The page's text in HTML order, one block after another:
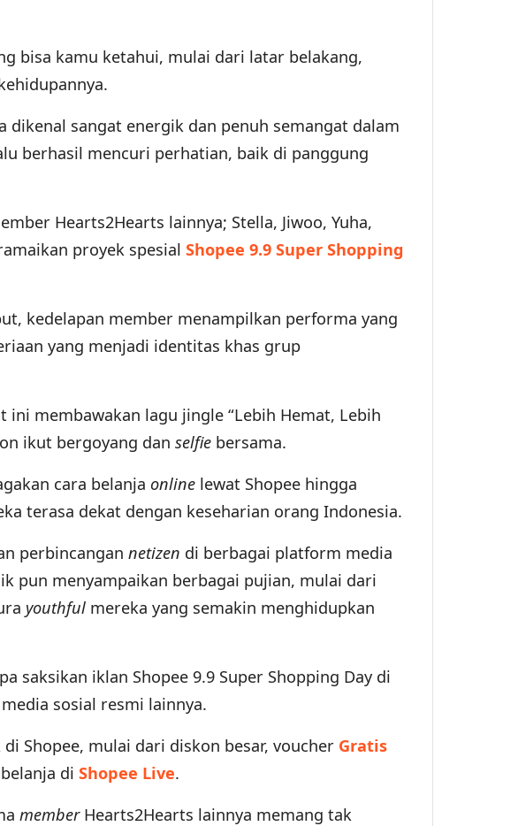
bisa kamu ketahui, mulai dari latar belakang,
dikenal sangat energik dan penuh semangat dalam
berhasil mencuri perhatian, baik di panggung
Hearts2Hearts lainnya; Stella, Jiwoo, Yuha,
proyek spesial Shopee 9.9 Super Shopping
kedelapan member menampilkan performa yang
yang menjadi identitas khas grup
ini membawakan lagu jingle “Lebih Hemat, Lebih
ikut bergoyang dan selfie bersama.
cara belanja online lewat Shopee hingga
terasa dekat dengan keseharian orang Indonesia.
perbincangan netizen di berbagai platform media
pun menyampaikan berbagai pujian, mulai dari
youthful mereka yang semakin menghidupkan
saksikan iklan Shopee 9.9 Super Shopping Day di
sosial resmi lainnya.
Shopee, mulai dari diskon besar, voucher Gratis
di Shopee Live.
memberHearts2Hearts lainnya memang tak